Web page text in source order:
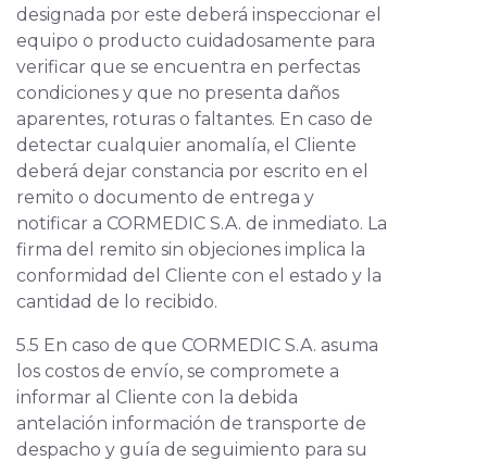
designada por este deberá inspeccionar el
equipo o producto cuidadosamente para
verificar que se encuentra en perfectas
condiciones y que no presenta daños
aparentes, roturas o faltantes. En caso de
detectar cualquier anomalía, el Cliente
deberá dejar constancia por escrito en el
remito o documento de entrega y
notificar a CORMEDIC S.A. de inmediato. La
firma del remito sin objeciones implica la
conformidad del Cliente con el estado y la
cantidad de lo recibido.
5.5 En caso de que CORMEDIC S.A. asuma
los costos de envío, se compromete a
informar al Cliente con la debida
antelación información de transporte de
despacho y guía de seguimiento para su